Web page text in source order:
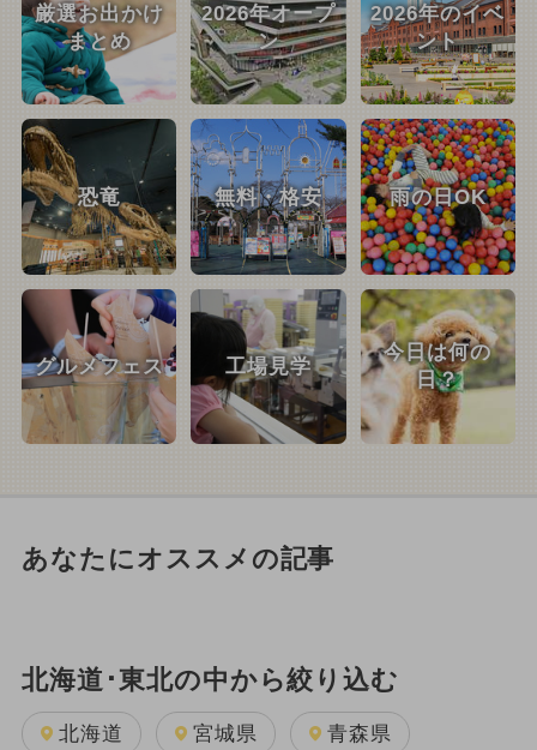
厳選お出かけ
まとめ
2026年オープ
ン
2026年のイベ
ント
恐竜 無料・格安 雨の日OK
グルメフェス 工場見学
今日は何の
日？
あなたにオススメの記事
北海道･東北の中から絞り込む
北海道 宮城県 青森県